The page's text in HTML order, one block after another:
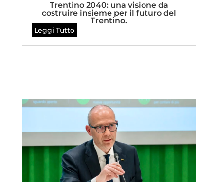
Trentino 2040: una visione da
costruire insieme per il futuro del
Trentino.
Leggi Tutto